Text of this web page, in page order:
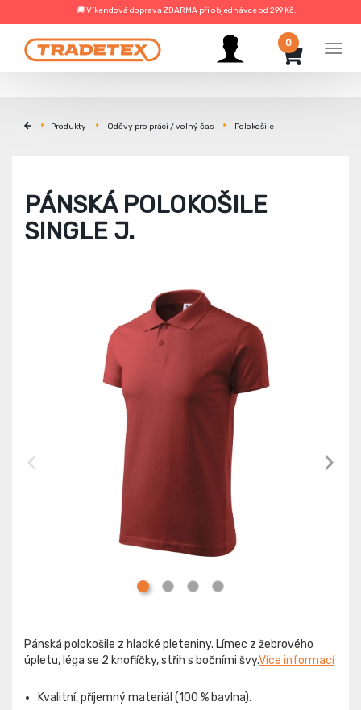
🚚 Víkendová doprava ZDARMA při objednávce od 299 Kč.
0
Produkty Oděvy pro práci / volný čas Polokošile
PÁNSKÁ POLOKOŠILE
SINGLE J.
Pánská polokošile z hladké pleteniny. Límec z žebrového
úpletu, léga se 2 knoflíčky, střih s bočními švy.Více informací
Kvalitní, příjemný materiál (100 % bavlna).